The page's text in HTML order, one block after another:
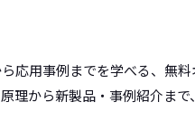
応用事例までを学べる、無
理から新製品・事例紹介ま